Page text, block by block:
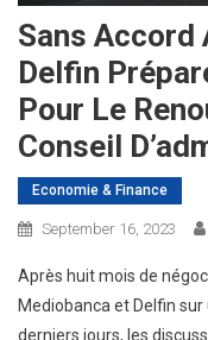
Sans Accord
Delfin
Pour Le
Conseil
Economie & Finance
September 16, 2023
Après huit mois de
Mediobanca et Delfin
derniers jours, les